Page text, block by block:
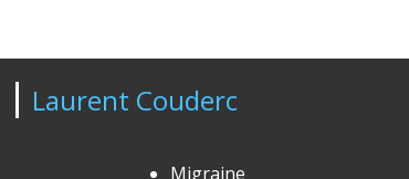
Laurent Couderc
Migraine